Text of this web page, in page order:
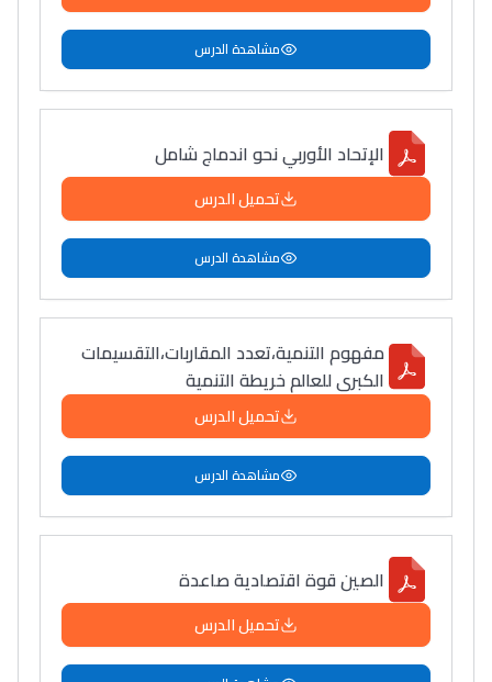
مشاهدة الدرس
الإتحاد الأوربي نحو اندماج شامل
تحميل الدرس
مشاهدة الدرس
مفهوم التنمية،تعدد المقاربات،التقسيمات
الكبرى للعالم خريطة التنمية
تحميل الدرس
مشاهدة الدرس
الصين قوة اقتصادية صاعدة
تحميل الدرس